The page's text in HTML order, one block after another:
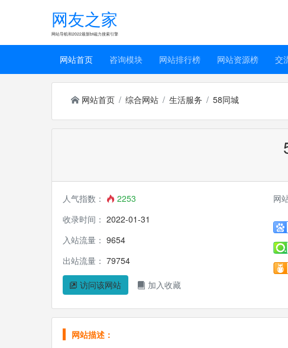
网友之家
网站导航和2022最新bt磁力搜索引擎
网站首页 咨询模块 网站排行榜 网站资源榜 交
网站首页 综合网站 生活服务 58同城
人气指数：
2253
收录时间： 2022-01-31
入站流量： 9654
出站流量： 79754
访问该网站 加入收藏
网
网站描述：